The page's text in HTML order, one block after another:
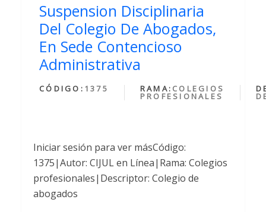
Suspension Disciplinaria
Del Colegio De Abogados,
En Sede Contencioso
Administrativa
CÓDIGO: 1375 RAMA: COLEGIOS
PROFESIONALES
Iniciar sesión para ver másCódigo:
1375|Autor: CIJUL en Línea|Rama: Colegios
profesionales|Descriptor: Colegio de
abogados